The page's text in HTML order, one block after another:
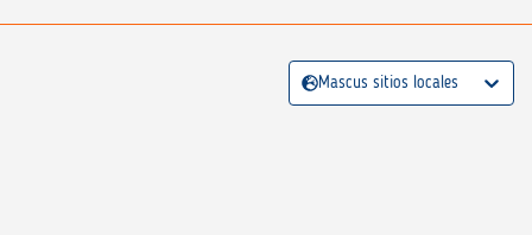
Mascus sitios locales